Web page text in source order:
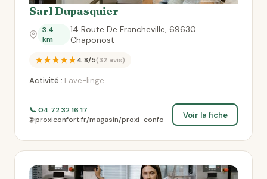
Sarl Dupasquier
3.4
km
14 Route De Francheville, 69630
Chaponost
★★★★★4.8/5(32 avis)
Activité : Lave-linge
📞 04 72 32 16 17
🌐 proxiconfort.fr/magasin/proxi-confo
Voir la fiche